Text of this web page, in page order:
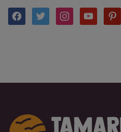
facebooktwitter instagramyoutube